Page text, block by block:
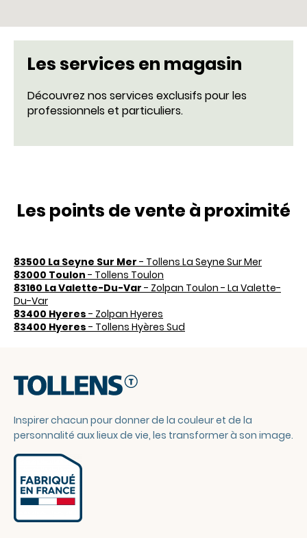
Les services en magasin
Découvrez nos services exclusifs pour les
professionnels et particuliers.
Les points de vente à proximité
83500 La Seyne Sur Mer - Tollens La Seyne Sur Mer
83000 Toulon - Tollens Toulon
83160 La Valette-Du-Var - Zolpan Toulon - La Valette-
Du-Var
83400 Hyeres - Zolpan Hyeres
83400 Hyeres - Tollens Hyères Sud
Inspirer chacun pour donner de la couleur et de la
personnalité aux lieux de vie, les transformer à son image.